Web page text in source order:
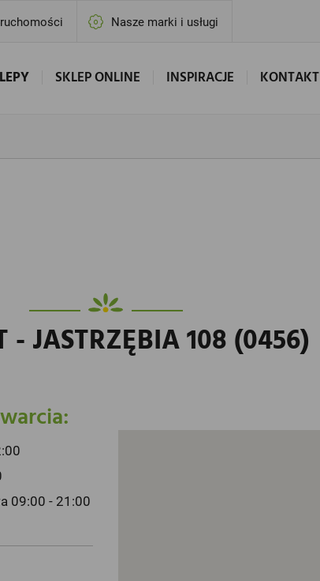
Nasze marki i usługi
SKLEP ONLINE INSPIRACJE KONTAKT
- JASTRZĘBIA 108 (0456)
09:00 - 21:00